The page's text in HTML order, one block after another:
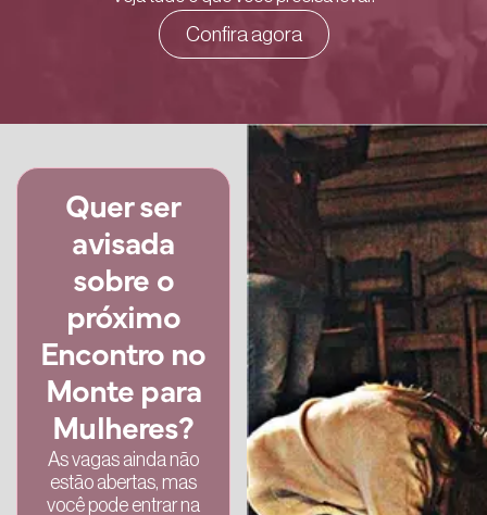
Confira agora
Quer ser
avisada
sobre o
próximo
Encontro no
Monte para
Mulheres?
As vagas ainda não
estão abertas, mas
você pode entrar na